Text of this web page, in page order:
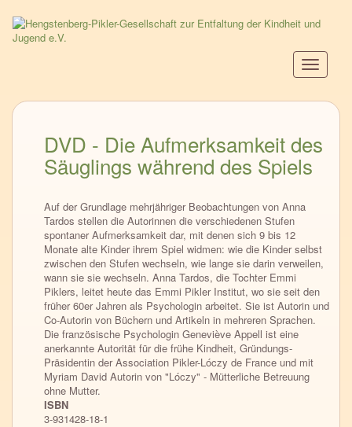
Direkt
zum
DVD - Die Aufmerksamkeit des
Säuglings während des Spiels
Auf der Grundlage mehrjähriger Beobachtungen von Anna
Tardos stellen die Autorinnen die verschiedenen Stufen
spontaner Aufmerksamkeit dar, mit denen sich 9 bis 12
Monate alte Kinder ihrem Spiel widmen: wie die Kinder selbst
zwischen den Stufen wechseln, wie lange sie darin verweilen,
wann sie sie wechseln. Anna Tardos, die Tochter Emmi
Piklers, leitet heute das Emmi Pikler Institut, wo sie seit den
früher 60er Jahren als Psychologin arbeitet. Sie ist Autorin und
Co-Autorin von Büchern und Artikeln in mehreren Sprachen.
Die französische Psychologin Geneviève Appell ist eine
anerkannte Autorität für die frühe Kindheit, Gründungs-
Präsidentin der Association Pikler-Lóczy de France und mit
Myriam David Autorin von "Lóczy" - Mütterliche Betreuung
ohne Mutter.
ISBN
3-931428-18-1